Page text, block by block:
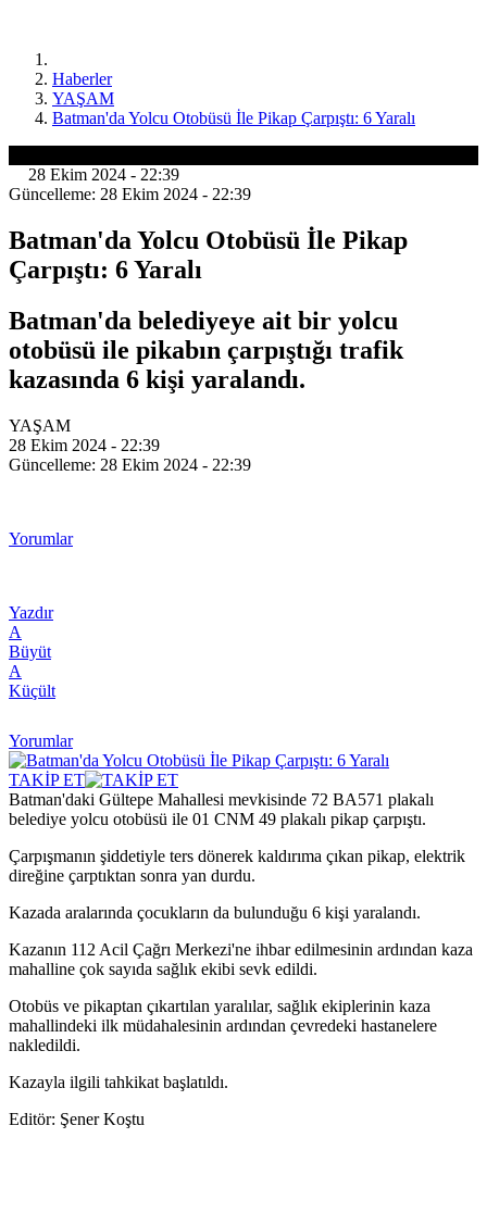
Haberler
YAŞAM
Batman'da Yolcu Otobüsü İle Pikap Çarpıştı: 6 Yaralı
28 Ekim 2024 - 22:39
Güncelleme: 28 Ekim 2024 - 22:39
Batman'da Yolcu Otobüsü İle Pikap
Çarpıştı: 6 Yaralı
Batman'da belediyeye ait bir yolcu
otobüsü ile pikabın çarpıştığı trafik
kazasında 6 kişi yaralandı.
YAŞAM
28 Ekim 2024 - 22:39
Güncelleme: 28 Ekim 2024 - 22:39
Yorumlar
Yazdır
A
Büyüt
A
Küçült
Yorumlar
TAKİP ET
Batman'daki Gültepe Mahallesi mevkisinde 72 BA571 plakalı
belediye yolcu otobüsü ile 01 CNM 49 plakalı pikap çarpıştı.
Çarpışmanın şiddetiyle ters dönerek kaldırıma çıkan pikap, elektrik
direğine çarptıktan sonra yan durdu.
Kazada aralarında çocukların da bulunduğu 6 kişi yaralandı.
Kazanın 112 Acil Çağrı Merkezi'ne ihbar edilmesinin ardından kaza
mahalline çok sayıda sağlık ekibi sevk edildi.
Otobüs ve pikaptan çıkartılan yaralılar, sağlık ekiplerinin kaza
mahallindeki ilk müdahalesinin ardından çevredeki hastanelere
nakledildi.
Kazayla ilgili tahkikat başlatıldı.
Editör: Şener Koştu